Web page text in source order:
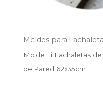
Moldes para
Molde Li Fachaletas
de Pared 62x35cm